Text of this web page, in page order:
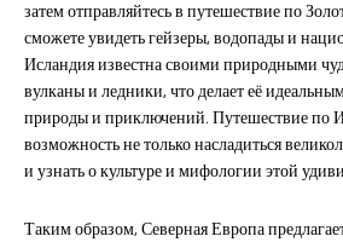
затем отправляйтесь в путешествие по
сможете увидеть гейзеры, водопады и
Исландия известна своими природными
вулканы и ледники, что делает её
природы и приключений. Путешествие по
возможность не только насладиться
и узнать о культуре и мифологии этой
Таким образом, Северная Европа